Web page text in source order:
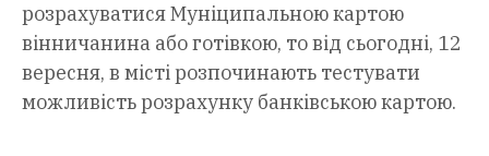
розрахуватися Муніципальною картою
вінничанина або готівкою, то від сьогодні, 12
вересня, в місті розпочинають тестувати
можливість розрахунку банківською картою.